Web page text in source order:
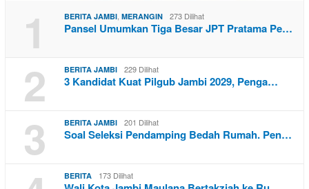
1 BERITA JAMBI MERANGIN 273 Dilihat
Pansel Umumkan Tiga Besar JPT Pratama Pe…
2 BERITA JAMBI 229 Dilihat
3 Kandidat Kuat Pilgub Jambi 2029, Penga…
3 BERITA JAMBI 201 Dilihat
Soal Seleksi Pendamping Bedah Rumah. Pen…
BERITA 173 Dilihat